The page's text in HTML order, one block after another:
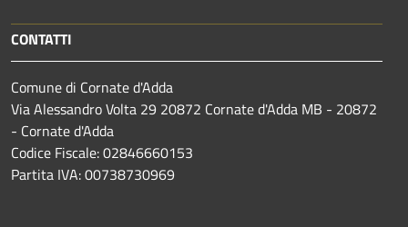
CONTATTI
Comune di Cornate d'Adda
Via Alessandro Volta 29 20872 Cornate d'Adda MB - 20872
- Cornate d'Adda
Codice Fiscale: 02846660153
Partita IVA: 00738730969